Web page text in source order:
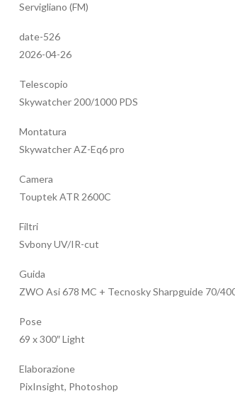
Servigliano (FM)
date-526
2026-04-26
Telescopio
Skywatcher 200/1000 PDS
Montatura
Skywatcher AZ-Eq6 pro
Camera
Touptek ATR 2600C
Filtri
Svbony UV/IR-cut
Guida
ZWO Asi 678 MC + Tecnosky Sharpguide 70/
Pose
69 x 300″ Light
Elaborazione
PixInsight, Photoshop